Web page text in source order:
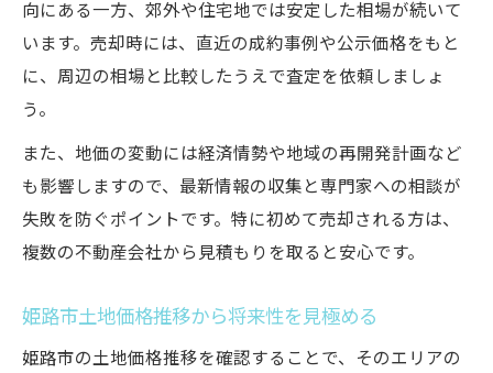
向にある一方、郊外や住宅地では安定した相場が続いて
います。売却時には、直近の成約事例や公示価格をもと
に、周辺の相場と比較したうえで査定を依頼しましょ
う。
また、地価の変動には経済情勢や地域の再開発計画など
も影響しますので、最新情報の収集と専門家への相談が
失敗を防ぐポイントです。特に初めて売却される方は、
複数の不動産会社から見積もりを取ると安心です。
姫路市土地価格推移から将来性を見極める
姫路市の土地価格推移を確認することで、そのエリアの